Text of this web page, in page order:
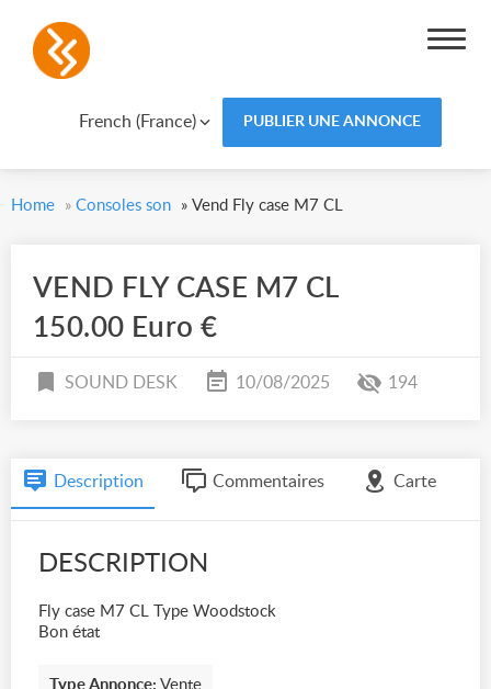
French (France) PUBLIER UNE ANNONCE
Home » Consoles son » Vend Fly case M7 CL
VEND FLY CASE M7 CL
150.00 Euro €
SOUND DESK 10/08/2025 194
Description Commentaires Carte
DESCRIPTION
Fly case M7 CL Type Woodstock
Bon état
Type Annonce: Vente